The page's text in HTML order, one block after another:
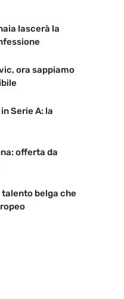
lascerà la
ora sappiamo
Serie A: la
offerta da
talento belga che